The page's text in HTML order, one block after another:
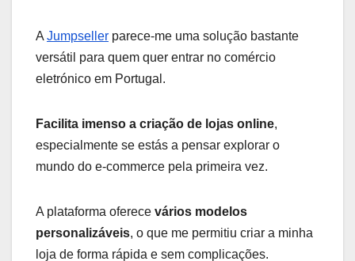
A Jumpseller parece-me uma solução bastante
versátil para quem quer entrar no comércio
eletrónico em Portugal.
Facilita imenso a criação de lojas online,
especialmente se estás a pensar explorar o
mundo do e-commerce pela primeira vez.
A plataforma oferece vários modelos
personalizáveis, o que me permitiu criar a minha
loja de forma rápida e sem complicações.